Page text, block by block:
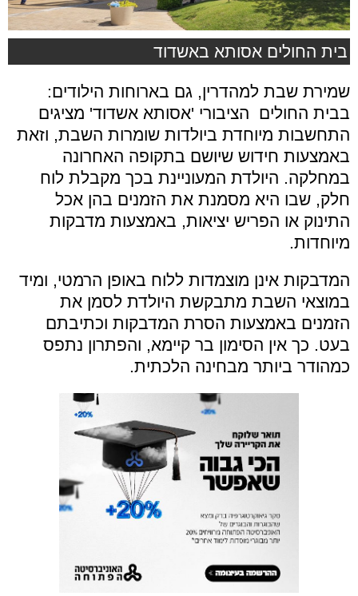
בית החולים אסותא באשדוד
שמירת שבת למהדרין, גם בארוחות הילודים:
בבית החולים
הציבורי 'אסותא אשדוד' מציגים
התחשבות מיוחדת ביולדות שומרות השבת, וזאת
באמצעות חידוש שיושם בתקופה האחרונה
במחלקה. היולדת המעוניינת בכך מקבלת לוח
חלק, שבו היא מסמנת את הזמנים בהן אכל
התינוק או הפריש יציאות, באמצעות מדבקות
מיוחדות.
המדבקות אינן מוצמדות ללוח באופן הרמטי, ומיד
במוצאי השבת מתבקשת היולדת לסמן את
הזמנים באמצעות הסרת המדבקות וכתיבתם
בעט. כך אין הסימון בר קיימא, והפתרון נתפס
כמהודר ביותר מבחינה הלכתית.